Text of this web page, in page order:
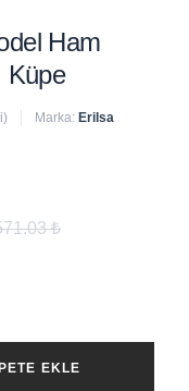
Ham
Küpe
Marka: Erilsa
₺
EKLE